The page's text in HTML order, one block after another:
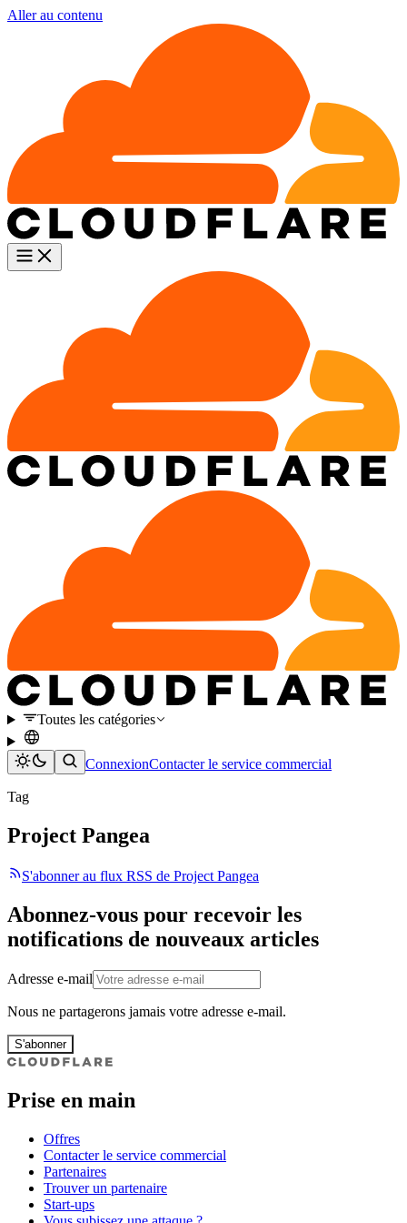
Aller au contenu
Toutes les catégories
ConnexionContacter le service commercial
Tag
Project Pangea
S'abonner au flux RSS de Project Pangea
Abonnez-vous pour recevoir les
notifications de nouveaux articles
Adresse e-mail
Nous ne partagerons jamais votre adresse e-mail.
S'abonner
Prise en main
Offres
Contacter le service commercial
Partenaires
Trouver un partenaire
Start-ups